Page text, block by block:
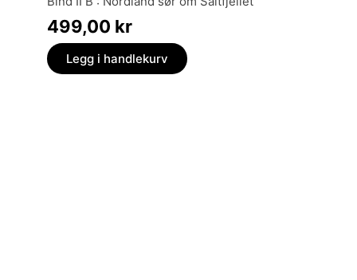
499,00 kr
Legg i handlekurv